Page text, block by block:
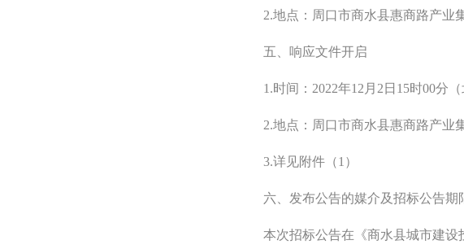
2.地点：周口市商水县惠商路产业
五、响应文件开启
1.时间：2022年1 2 月 2 日 15时00分（
2.地点：周口市商水县惠商路产业
3.详见附件（1）
六、发布公告的媒介及招标公告期
本次招标公告在《商水县城市建设